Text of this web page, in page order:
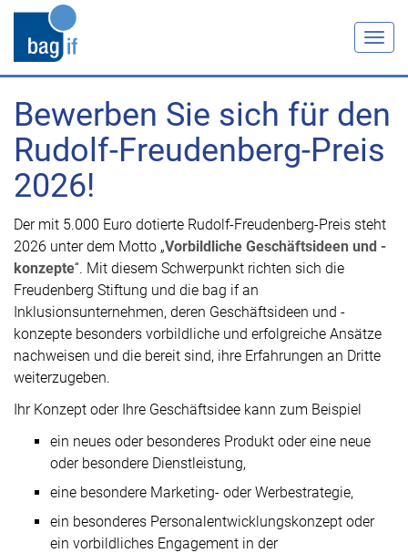
Bewerben Sie sich für den
Rudolf-Freudenberg-Preis
2026!
Der mit 5.000 Euro dotierte Rudolf-Freudenberg-Preis steht
2026 unter dem Motto „Vorbildliche Geschäftsideen und -
konzepte“. Mit diesem Schwerpunkt richten sich die
Freudenberg Stiftung und die bag if an
Inklusionsunternehmen, deren Geschäftsideen und -
konzepte besonders vorbildliche und erfolgreiche Ansätze
nachweisen und die bereit sind, ihre Erfahrungen an Dritte
weiterzugeben.
Ihr Konzept oder Ihre Geschäftsidee kann zum Beispiel
ein neues oder besonderes Produkt oder eine neue
oder besondere Dienstleistung,
eine besondere Marketing- oder Werbestrategie,
ein besonderes Personalentwicklungskonzept oder
ein vorbildliches Engagement in der